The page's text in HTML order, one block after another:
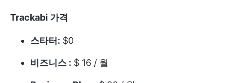
Trackabi 가격
스타터: $0
비즈니스 : $ 16 / 월